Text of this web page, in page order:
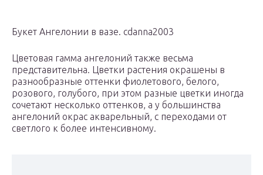
Букет Ангелонии в вазе. cdanna2003
Цветовая гамма ангелоний также весьма
представительна. Цветки растения окрашены в
разнообразные оттенки фиолетового, белого,
розового, голубого, при этом разные цветки иногда
сочетают несколько оттенков, а у большинства
ангелоний окрас акварельный, с переходами от
светлого к более интенсивному.